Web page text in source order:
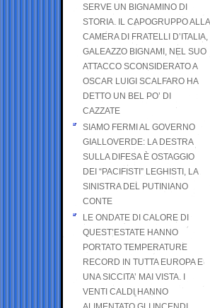
SERVE UN BIGNAMINO DI
STORIA. IL CAPOGRUPPO ALLA
CAMERA DI FRATELLI D’ITALIA,
GALEAZZO BIGNAMI, NEL SUO
ATTACCO SCONSIDERATO A
OSCAR LUIGI SCALFARO HA
DETTO UN BEL PO’ DI
CAZZATE
SIAMO FERMI AL GOVERNO
GIALLOVERDE: LA DESTRA
SULLA DIFESA È OSTAGGIO
DEI “PACIFISTI” LEGHISTI, LA
SINISTRA DEL PUTINIANO
CONTE
LE ONDATE DI CALORE DI
QUEST’ESTATE HANNO
PORTATO TEMPERATURE
RECORD IN TUTTA EUROPA E
UNA SICCITA’ MAI VISTA. I
VENTI CALDI HANNO